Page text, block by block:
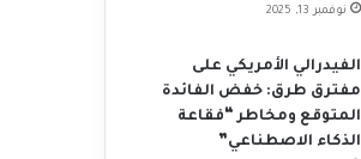
نوفمبر 13, 2025
الفيدرالي الأمريكي على
مفترق طرق: خفض الفائدة
المتوقع ومخاطر “فقاعة
الذكاء الاصطناعي”